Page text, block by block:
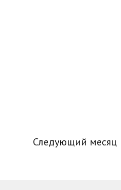
Следующий месяц